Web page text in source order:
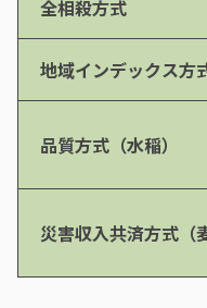
全相殺方式
地域インデックス方
品質方式（水稲）
災害収入共済方式（